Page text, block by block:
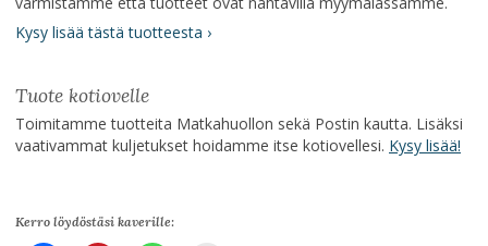
Kysy lisää tästä tuotteesta ›
Tuote kotiovelle
Toimitamme tuotteita Matkahuollon sekä Postin kautta. Lisäksi
vaativammat kuljetukset hoidamme itse kotiovellesi. Kysy lisää!
Kerro löydöstäsi kaverille: